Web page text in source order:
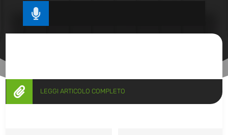

 LEGGI ARTICOLO COMPLETO